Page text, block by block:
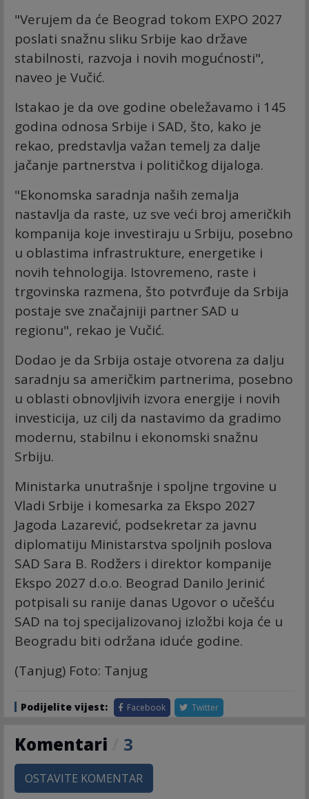
"Verujem da će Beograd tokom EXPO 2027
poslati snažnu sliku Srbije kao države
stabilnosti, razvoja i novih mogućnosti",
naveo je Vučić.
Istakao je da ove godine obeležavamo i 145
godina odnosa Srbije i SAD, što, kako je
rekao, predstavlja važan temelj za dalje
jačanje partnerstva i političkog dijaloga.
"Ekonomska saradnja naših zemalja
nastavlja da raste, uz sve veći broj američkih
kompanija koje investiraju u Srbiju, posebno
u oblastima infrastrukture, energetike i
novih tehnologija. Istovremeno, raste i
trgovinska razmena, što potvrđuje da Srbija
postaje sve značajniji partner SAD u
regionu", rekao je Vučić.
Dodao je da Srbija ostaje otvorena za dalju
saradnju sa američkim partnerima, posebno
u oblasti obnovljivih izvora energije i novih
investicija, uz cilj da nastavimo da gradimo
modernu, stabilnu i ekonomski snažnu
Srbiju.
Ministarka unutrašnje i spoljne trgovine u
Vladi Srbije i komesarka za Ekspo 2027
Jagoda Lazarević, podsekretar za javnu
diplomatiju Ministarstva spoljnih poslova
SAD Sara B. Rodžers i direktor kompanije
Ekspo 2027 d.o.o. Beograd Danilo Jerinić
potpisali su ranije danas Ugovor o učešću
SAD na toj specijalizovanoj izložbi koja će u
Beogradu biti održana iduće godine.
(Tanjug) Foto: Tanjug
Podijelite vijest: Facebook Twitter
Komentari 3
OSTAVITE KOMENTAR